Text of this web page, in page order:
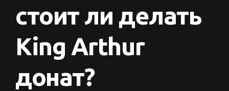
стоит ли делать
King Arthur
донат?